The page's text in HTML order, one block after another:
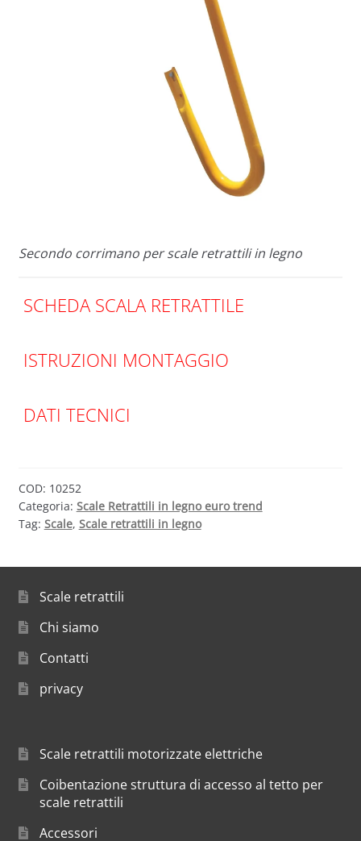
Secondo corrimano per scale retrattili in legno
SCHEDA SCALA RETRATTILE
ISTRUZIONI MONTAGGIO
DATI TECNICI
COD: 10252
Categoria: Scale Retrattili in legno euro trend
Tag: Scale, Scale retrattili in legno
Scale retrattili
Chi siamo
Contatti
privacy
Scale retrattili motorizzate elettriche
Coibentazione struttura di accesso al tetto per
scale retrattili
Accessori